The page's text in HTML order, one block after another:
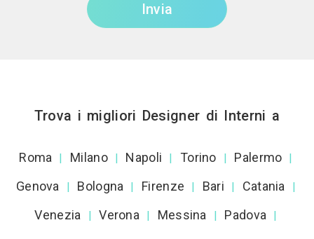
Invia
Trova i migliori Designer di Interni a
Roma | Milano | Napoli | Torino | Palermo |
Genova | Bologna | Firenze | Bari | Catania |
Venezia | Verona | Messina | Padova |